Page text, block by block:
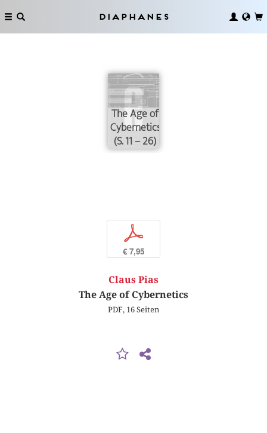
Diaphanes
The Age of
Cybernetics
(S. 11 – 26)
p
€ 7,95
Claus Pias
The Age of Cybernetics
PDF, 16 Seiten